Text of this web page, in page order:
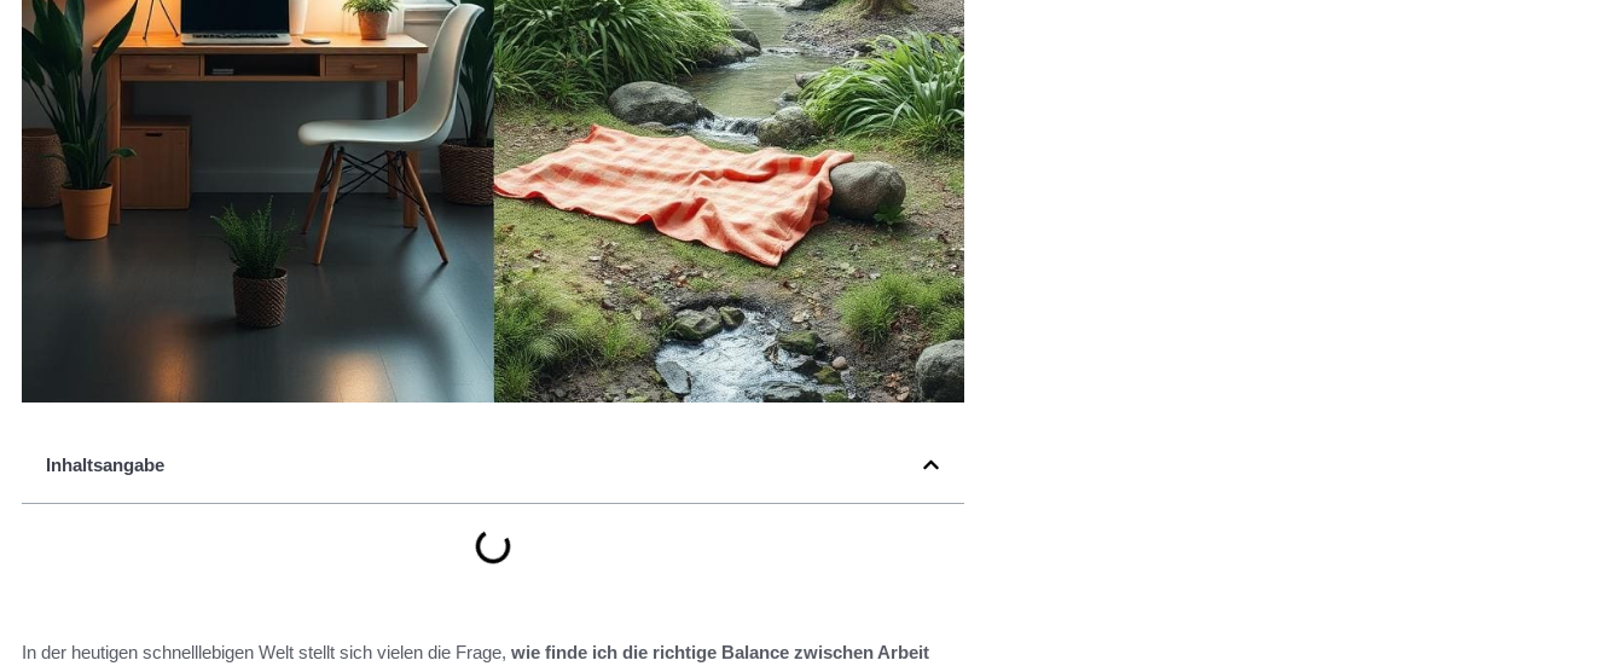
Inhaltsangabe
In der heutigen schnelllebigen Welt stellt sich vielen die Frage, wie finde ich die richtige Balance zwischen Arbeit